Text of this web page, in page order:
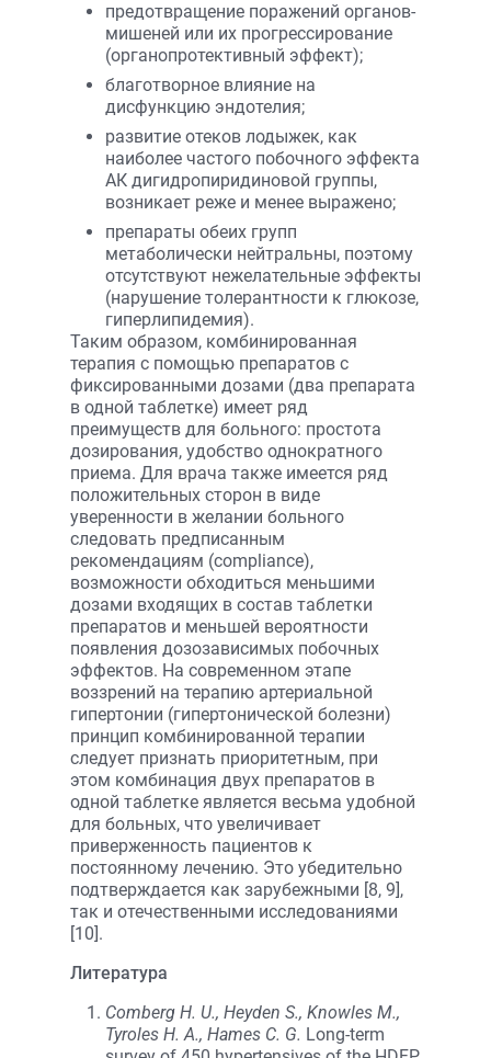
предотвращение поражений органов-
мишеней или их прогрессирование
(органопротективный эффект);
благотворное влияние на
дисфункцию эндотелия;
развитие отеков лодыжек, как
наиболее частого побочного эффекта
АК дигидропиридиновой группы,
возникает реже и менее выражено;
препараты обеих групп
метаболически нейтральны, поэтому
отсутствуют нежелательные эффекты
(нарушение толерантности к глюкозе,
гиперлипидемия).
Таким образом, комбинированная
терапия с помощью препаратов с
фиксированными дозами (два препарата
в одной таблетке) имеет ряд
преимуществ для больного: простота
дозирования, удобство однократного
приема. Для врача также имеется ряд
положительных сторон в виде
уверенности в желании больного
следовать предписанным
рекомендациям (compliance),
возможности обходиться меньшими
дозами входящих в состав таблетки
препаратов и меньшей вероятности
появления дозозависимых побочных
эффектов. На современном этапе
воззрений на терапию артериальной
гипертонии (гипертонической болезни)
принцип комбинированной терапии
следует признать приоритетным, при
этом комбинация двух препаратов в
одной таблетке является весьма удобной
для больных, что увеличивает
приверженность пациентов к
постоянному лечению. Это убедительно
подтверждается как зарубежными [8, 9],
так и отечественными исследованиями
[10].
Литература
Comberg H. U., Heyden S., Knowles M.,
Tyroles H. A., Hames C. G. Long-term